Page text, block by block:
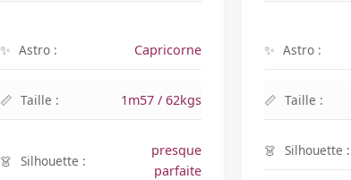
Astro : Capricorne
Taille : 1m57 / 62kgs
Silhouette :
presque
parfaite
Astro :
Taille :
Silhouette :